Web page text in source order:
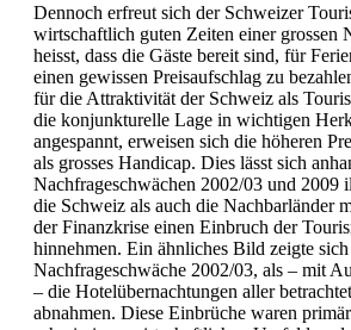
Dennoch erfreut sich der Schweizer
wirtschaftlich guten Zeiten einer grossen
heisst, dass die Gäste bereit sind, für
einen gewissen Preisaufschlag zu
für die Attraktivität der Schweiz als
die konjunkturelle Lage in wichtigen
angespannt, erweisen sich die höheren
als grosses Handicap. Dies lässt sich
Nachfrageschwächen 2002/03 und 2009
die Schweiz als auch die Nachbarländer
der Finanzkrise einen Einbruch der
hinnehmen. Ein ähnliches Bild zeigte
Nachfrageschwäche 2002/03, als – mit
– die Hotelübernachtungen aller
abnahmen. Diese Einbrüche waren